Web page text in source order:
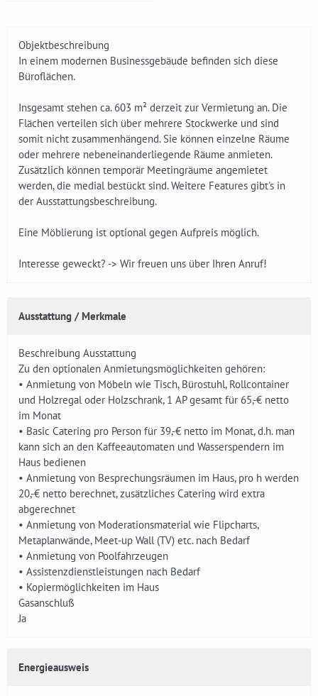
Objektbeschreibung
In einem modernen Businessgebäude befinden sich diese
Büroflächen.
Insgesamt stehen ca. 603 m² derzeit zur Vermietung an. Die
Flächen verteilen sich über mehrere Stockwerke und sind
somit nicht zusammenhängend. Sie können einzelne Räume
oder mehrere nebeneinanderliegende Räume anmieten.
Zusätzlich können temporär Meetingräume angemietet
werden, die medial bestückt sind. Weitere Features gibt's in
der Ausstattungsbeschreibung.
Eine Möblierung ist optional gegen Aufpreis möglich.
Interesse geweckt? -> Wir freuen uns über Ihren Anruf!
Ausstattung / Merkmale
Beschreibung Ausstattung
Zu den optionalen Anmietungsmöglichkeiten gehören:
• Anmietung von Möbeln wie Tisch, Bürostuhl, Rollcontainer
und Holzregal oder Holzschrank, 1 AP gesamt für 65,-€ netto
im Monat
• Basic Catering pro Person für 39,-€ netto im Monat, d.h. man
kann sich an den Kaffeeautomaten und Wasserspendern im
Haus bedienen
• Anmietung von Besprechungsräumen im Haus, pro h werden
20,-€ netto berechnet, zusätzliches Catering wird extra
abgerechnet
• Anmietung von Moderationsmaterial wie Flipcharts,
Metaplanwände, Meet-up Wall (TV) etc. nach Bedarf
• Anmietung von Poolfahrzeugen
• Assistenzdienstleistungen nach Bedarf
• Kopiermöglichkeiten im Haus
Gasanschluß
Ja
Energieausweis